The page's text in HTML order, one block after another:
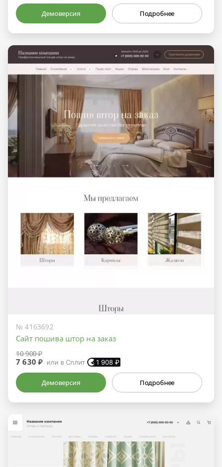
Демоверсия Подробнее
№ 4163692
Сайт пошива штор на заказ
10 900 ₽
7 630 ₽ или в Сплит 1 908 ₽
Демоверсия Подробнее